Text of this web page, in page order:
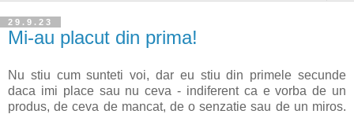
29.9.23
Mi-au placut din prima!
Nu stiu cum sunteti voi, dar eu stiu din primele secunde
daca imi place sau nu ceva - indiferent ca e vorba de un
produs, de ceva de mancat, de o senzatie sau de un miros.